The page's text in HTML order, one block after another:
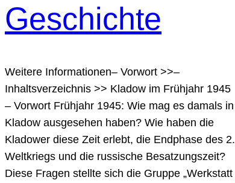
Geschichte
Weitere Informationen– Vorwort >>–
Inhaltsverzeichnis >> Kladow im Frühjahr 1945
– Vorwort Frühjahr 1945: Wie mag es damals in
Kladow ausgesehen haben? Wie haben die
Kladower diese Zeit erlebt, die Endphase des 2.
Weltkriegs und die russische Besatzungszeit?
Diese Fragen stellte sich die Gruppe „Werkstatt